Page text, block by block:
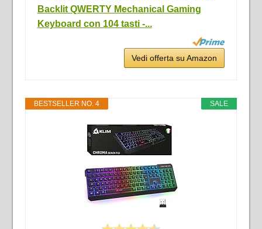
Backlit QWERTY Mechanical Gaming
Keyboard con 104 tasti -...
Vedi offerta su Amazon
SALE
BESTSELLER NO. 4